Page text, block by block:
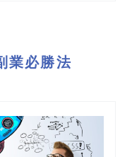
業必勝法